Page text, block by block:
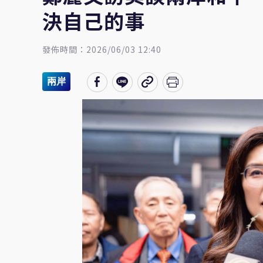
決自己的事
發佈時間：2026/06/03 12:40
兩岸